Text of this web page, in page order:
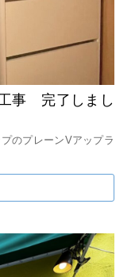
事 完了しまし
プのプレーンVアップラ